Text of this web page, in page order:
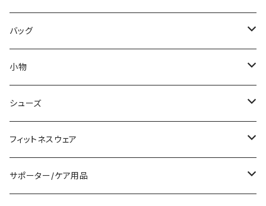
その他
その他
袖付き
ノースリーブ
パンツドレス
ナイトドレス
その他
その他
ブレスレット
ピアス
コサージュ
リング
その他
ブラ/ブラトップ/ベアトップ
ショーツ
タンクトップ/キャミソール
半袖/5分
7分/長袖
バッグ
サブバッグ
クラッチバッグ
トートバッグ
ショルダーバッグ
小物
マフラー/スカーフ/ストール
財布
アクセサリーケース
シューズ
スニーカー
ブーツ
フィットネスウェア
セット販売
サポーター/ケア用品